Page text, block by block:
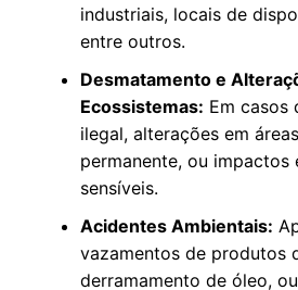
industriais, locais de
entre outros.
Desmatamento e
Ecossistemas: Em casos
ilegal, alterações em
permanente, ou impactos
sensíveis.
Acidentes Ambientais:
vazamentos de produtos
derramamento de óleo,